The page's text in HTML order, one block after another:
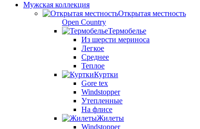
Мужская коллекция
Открытая местность
Open Country
Термобелье
Из шерсти мериноса
Легкое
Среднее
Теплое
Куртки
Gore tex
Windstopper
Утепленные
На флисе
Жилеты
Windstopper